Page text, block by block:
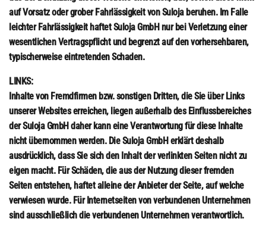
auf Vorsatz oder grober Fahrlässigkeit von Suloja beruhen. Im Falle
leichter Fahrlässigkeit haftet Suloja GmbH nur bei Verletzung einer
wesentlichen Vertragspflicht und begrenzt auf den vorhersehbaren,
typischerweise eintretenden Schaden.
LINKS:
Inhalte von Fremdfirmen bzw. sonstigen Dritten, die Sie über Links
unserer Websites erreichen, liegen außerhalb des Einflussbereiches
der Suloja GmbH daher kann eine Verantwortung für diese Inhalte
nicht übernommen werden. Die Suloja GmbH erklärt deshalb
ausdrücklich, dass Sie sich den Inhalt der verlinkten Seiten nicht zu
eigen macht. Für Schäden, die aus der Nutzung dieser fremden
Seiten entstehen, haftet alleine der Anbieter der Seite, auf welche
verwiesen wurde. Für Internetseiten von verbundenen Unternehmen
sind ausschließlich die verbundenen Unternehmen verantwortlich.